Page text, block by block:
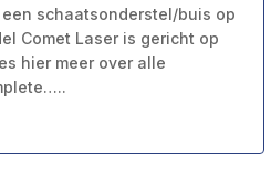
schaatsonderstel/buis op
Comet Laser is gericht op
hier meer over alle